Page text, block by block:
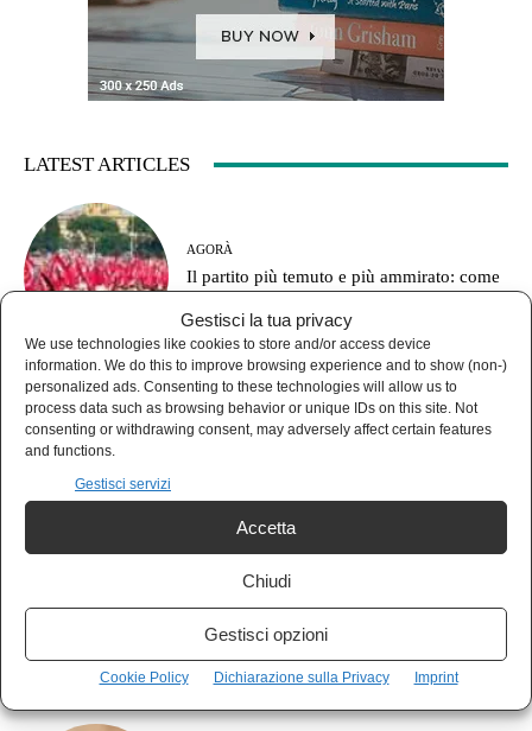
Gestisci la tua privacy
We use technologies like cookies to store and/or access device
information. We do this to improve browsing experience and to show (non-)
personalized ads. Consenting to these technologies will allow us to
process data such as browsing behavior or unique IDs on this site. Not
consenting or withdrawing consent, may adversely affect certain features
and functions.
Gestisci servizi
Accetta
Chiudi
Gestisci opzioni
Cookie Policy Dichiarazione sulla Privacy Imprint
LATEST ARTICLES
AGORÀ
Il partito più temuto e più ammirato: come
funzionava il Pci?
Il vero fronte non è contro la destra: è
contro il partito della guerra